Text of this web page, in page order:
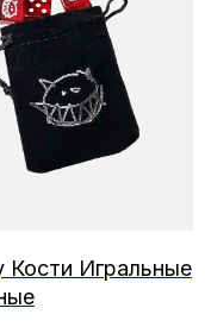
Кости Игральные